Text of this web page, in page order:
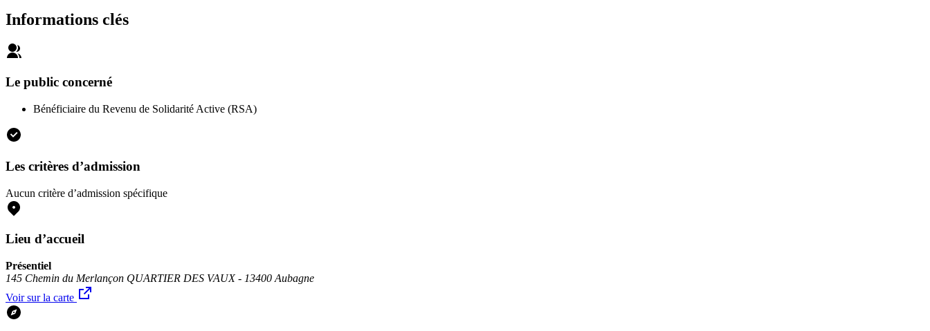
Informations clés
Le public concerné
Bénéficiaire du Revenu de Solidarité Active (RSA)
Les critères d’admission
Aucun critère d’admission spécifique
Lieu d’accueil
Présentiel
145 Chemin du Merlançon QUARTIER DES VAUX - 13400 Aubagne
Voir sur la carte